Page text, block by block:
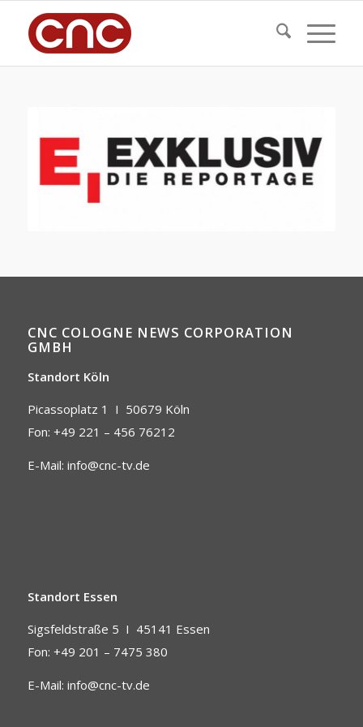
CNC COLOGNE NEWS CORPORATION
GMBH
Standort Köln
Picassoplatz 1 I 50679 Köln
Fon: +49 221 – 456 76212
E-Mail: info@cnc-tv.de
Standort Essen
Sigsfeldstraße 5 I 45141 Essen
Fon: +49 201 – 7475 380
E-Mail: info@cnc-tv.de